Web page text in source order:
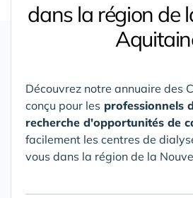
dans la région de
Découvrez notre annuaire des C
conçu pour les professionnels
recherche d'opportunités de
facilement les centres de
vous dans la région de la